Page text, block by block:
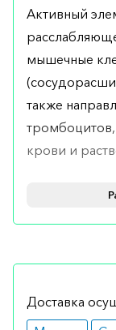
Активный
мышечные
также
крови и
препарата
кровеносных
Показания
Применение
эректильной
Доставка